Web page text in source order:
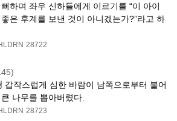
하며 좌우 신하들에게 이르기를 “이 아이
은 후계를 보낸 것이 아니겠는가?”라고 하
28722
갑작스럽게 심한 바람이 남쪽으로부터 불어
나무를 뽑아버렸다.
28723